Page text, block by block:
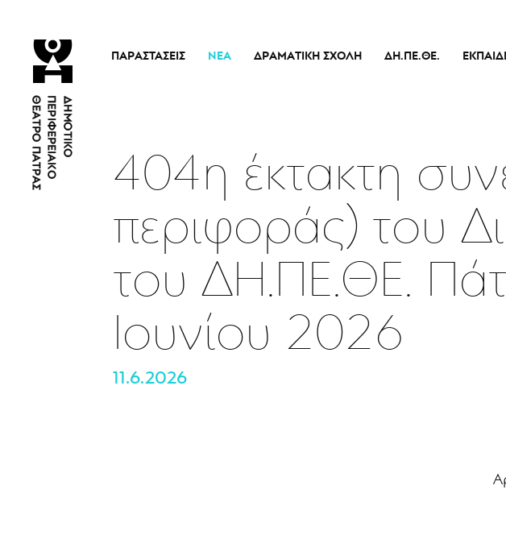
ΠΑΡΑΣΤΆΣΕΙΣ
Εισιτήρια
ΝΈΑ ΔΡΑΜΑΤΙΚΉ ΣΧΟΛΉ
Νέα
ΔΗ.ΠΕ.ΘΕ.
Οικονομικά Στοιχεία
Αποφάσεις Δ.Σ.
Καλλιτεχνικός
Ποιοί Είμαστε
Μπάρρυ
404η έκτακτη
περιφοράς) του
του ΔΗ.ΠΕ.ΘΕ.
Ιουνίου 2026
11.6.2026
Αρ.Πρωτ: